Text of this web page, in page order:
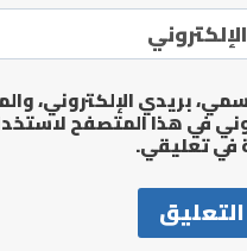
بريدي الإلكتروني،
في هذا المتصفح
في تعليقي.